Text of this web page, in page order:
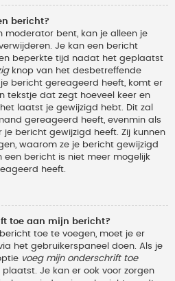
bericht?
moderator bent, kan je alleen je
Je kan een bericht
beperkte tijd nadat het geplaatst
knop van het desbetreffende
bericht gereageerd heeft, komt er
tekstje dat zegt hoeveel keer en
laatst je gewijzigd hebt. Dit zal
gereageerd heeft, evenmin als
bericht gewijzigd heeft. Zij kunnen
waarom ze je bericht gewijzigd
een bericht is niet meer mogelijk
heeft.
toe aan mijn bericht?
toe te voegen, moet je er
het gebruikerspaneel doen. Als je
voeg mijn onderschrift toe
Je kan er ook voor zorgen